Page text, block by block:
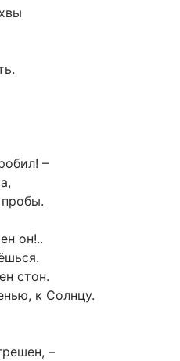
–
он!..
стон.
к Солнцу.
–